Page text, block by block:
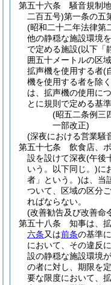
第五十六条
騒音規制
二百五号)第一条の五
(昭和二十二年法律第
他の静穏な施設環境
で定める施設(以下「
囲五十メートルの区
拡声機を使用する者(
機を使用する者を除
は、拡声機の使用に
とに規則で定める基
(昭五二条例三
一部改正)
(深夜における営業騒
第五十七条
飲食店、
設を設けて深夜(午後
いう。以下同じ。)に
者」という。)は、当
ついて、区域の区分
ればならない。
(改善勧告及び改善命
第五十八条
知事は、
六条又は前条の基準
において、その違反
設の静穏な施設環境
の者に対し、期限を
要な限度において、